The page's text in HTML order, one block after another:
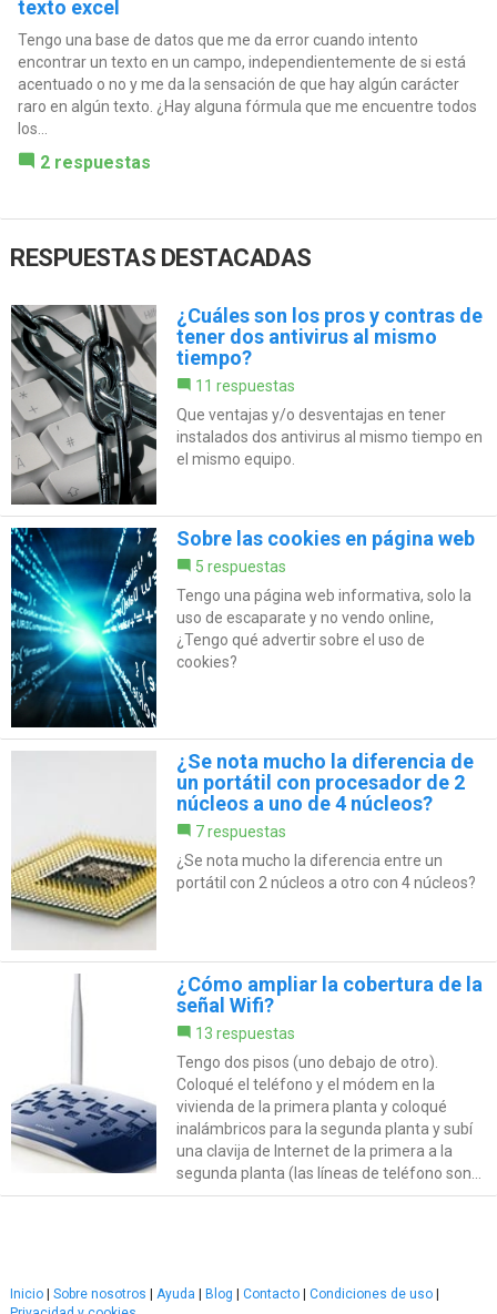
texto excel
Tengo una base de datos que me da error cuando intento
encontrar un texto en un campo, independientemente de si está
acentuado o no y me da la sensación de que hay algún carácter
raro en algún texto. ¿Hay alguna fórmula que me encuentre todos
los...
2 respuestas
RESPUESTAS DESTACADAS
¿Cuáles son los pros y contras de
tener dos antivirus al mismo
tiempo?
11 respuestas
Que ventajas y/o desventajas en tener
instalados dos antivirus al mismo tiempo en
el mismo equipo.
Sobre las cookies en página web
5 respuestas
Tengo una página web informativa, solo la
uso de escaparate y no vendo online,
¿Tengo qué advertir sobre el uso de
cookies?
¿Se nota mucho la diferencia de
un portátil con procesador de 2
núcleos a uno de 4 núcleos?
7 respuestas
¿Se nota mucho la diferencia entre un
portátil con 2 núcleos a otro con 4 núcleos?
¿Cómo ampliar la cobertura de la
señal Wifi?
13 respuestas
Tengo dos pisos (uno debajo de otro).
Coloqué el teléfono y el módem en la
vivienda de la primera planta y coloqué
inalámbricos para la segunda planta y subí
una clavija de Internet de la primera a la
segunda planta (las líneas de teléfono son...
Inicio | Sobre nosotros | Ayuda | Blog | Contacto | Condiciones de uso |